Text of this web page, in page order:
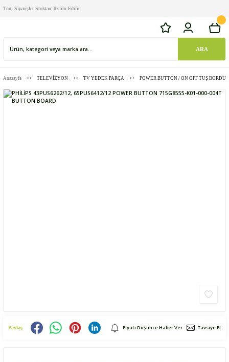
Tüm Siparişler Stoktan Teslim Edilir
ARA
Anasayfa TELEVİZYON TV YEDEK PARÇA POWER BUTTON / ON OFF TUŞ BORDU
Paylaş Fiyatı Düşünce Haber Ver Tavsiye Et